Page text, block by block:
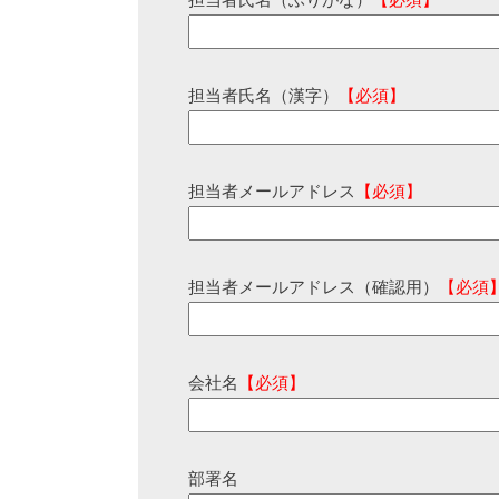
担当者氏名（漢字） 【必須】
担当者メールアドレス 【必須】
担当者メールアドレス（確認用） 【必須
会社名 【必須】
部署名